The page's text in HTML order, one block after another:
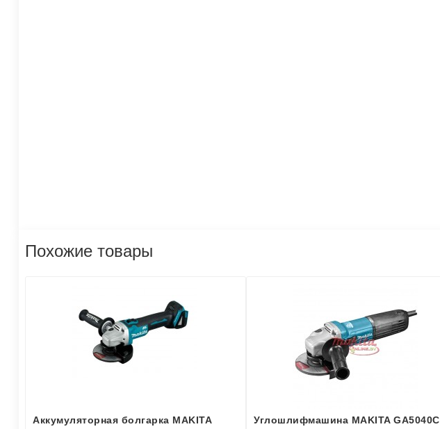
Похожие товары
Аккумуляторная болгарка MAKITA
Углошлифмашина MAKITA GA5040С